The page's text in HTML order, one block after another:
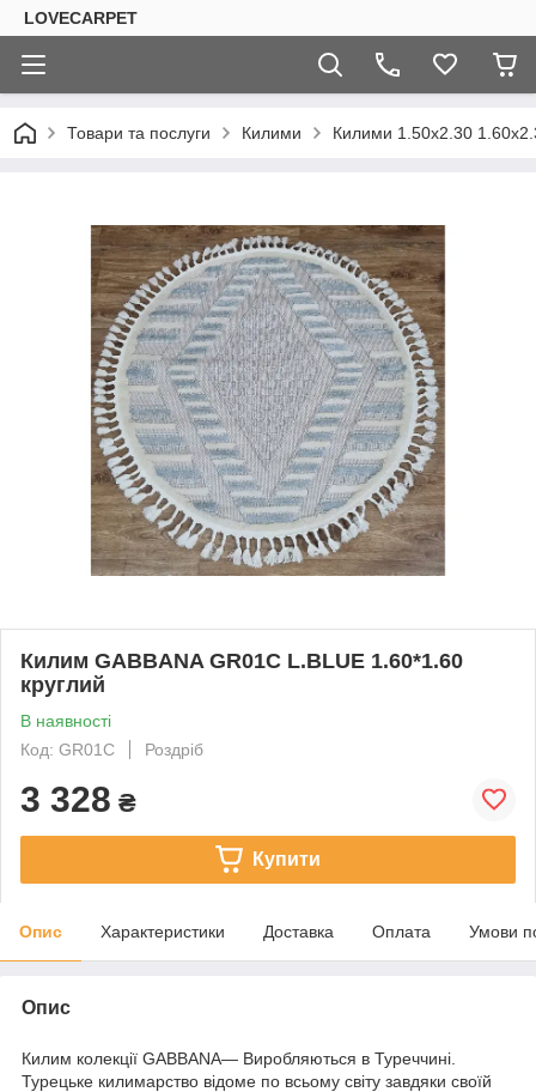
LOVECARPET
Товари та послуги Килими Килими 1.50х2.30
Килим GABBANA GR01C L.BLUE 1.60*1.60
круглий
В наявності
Код: GR01C
Роздріб
3 328 ₴
Купити
Опис Характеристики Доставка Оплата Умови
Опис
Килим колекції GABBANA— Виробляються в Туреччині.
Турецьке килимарство відоме по всьому світу завдяки своїй